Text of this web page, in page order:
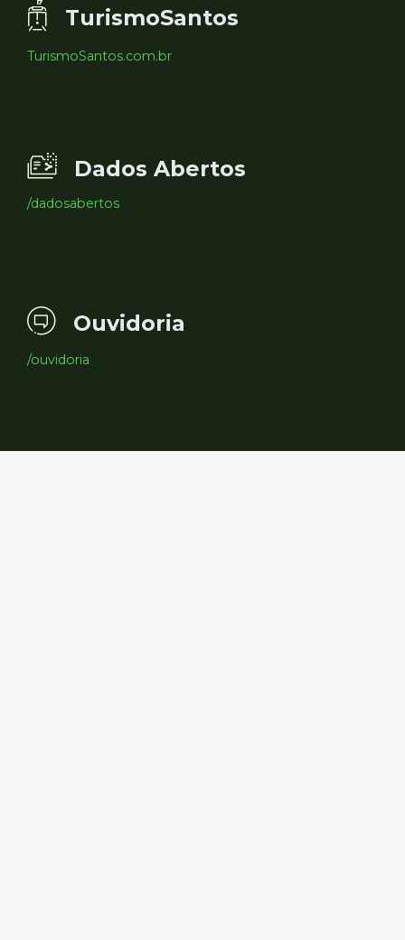
TurismoSantos
TurismoSantos.com.br
Dados Abertos
/dadosabertos
Ouvidoria
/ouvidoria